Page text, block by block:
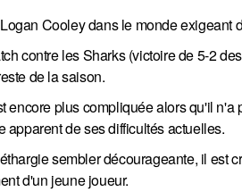
Cooley dans le monde
contre les Sharks (victoire de 5-2
de la saison.
encore plus compliquée alors qu'il
apparent de ses difficultés actuelles.
sembler décourageante, il est
d'un jeune joueur.